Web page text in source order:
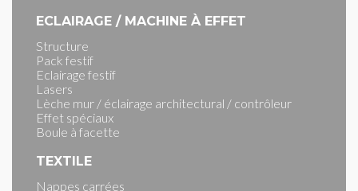
ECLAIRAGE / MACHINE À EFFET
Structure
Pack festif
Eclairage festif
Lasers
Lèche mur / éclairage architectural / contrôleur
Effet spéciaux
Boule à facette
TEXTILE
Nappes carrées